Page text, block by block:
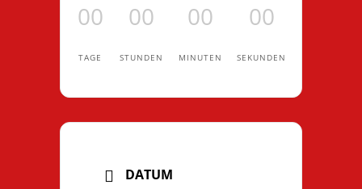
00
TAGE
00
STUNDEN
00
MINUTEN
00
SEKUNDEN
DATUM